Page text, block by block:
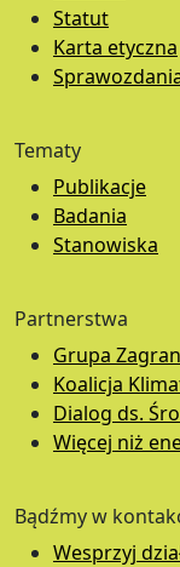
Statut
Karta etyczna
Tematy
Publikacje
Badania
Stanowiska
Partnerstwa
Grupa
Koalicja
Dialog ds.
Więcej niż
Bądźmy w
Wesprzyj